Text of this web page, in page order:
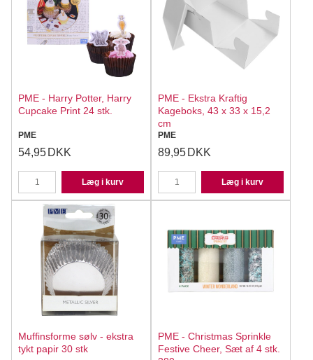
PME - Harry Potter, Harry
Cupcake Print 24 stk.
PME
54,95 DKK
Læg i kurv
PME - Ekstra Kraftig
Kageboks, 43 x 33 x 15,2
cm
PME
89,95 DKK
Læg i kurv
Muffinsforme sølv - ekstra
tykt papir 30 stk
PME - Christmas Sprinkle
Festive Cheer, Sæt af 4 stk.